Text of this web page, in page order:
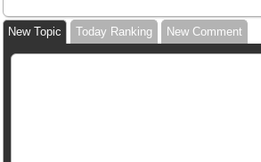
New Topic Today Ranking New Comment